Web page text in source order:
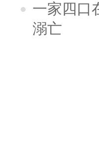
一家四口
溺亡